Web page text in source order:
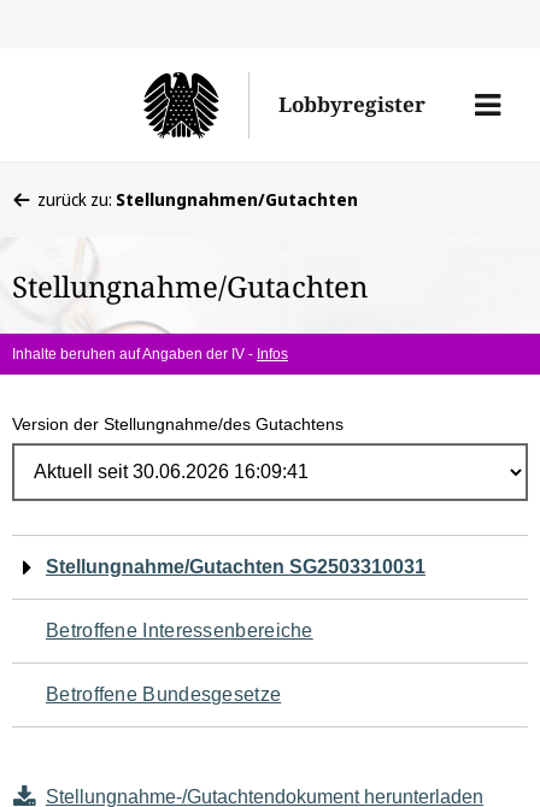
Lobbyregister
Menü
befinden
hier:
zurück zu: Stellungnahmen/Gutachten
Stellungnahme/Gutachten
Inhalte beruhen auf Angaben der IV - Infos
Version der Stellungnahme/des Gutachtens
Navigation
für
den
Seiteninhalt
Stellungnahme/Gutachten SG2503310031
Betroffene Interessenbereiche
Betroffene Bundesgesetze
Stellungnahme-/Gutachtendokument herunterladen